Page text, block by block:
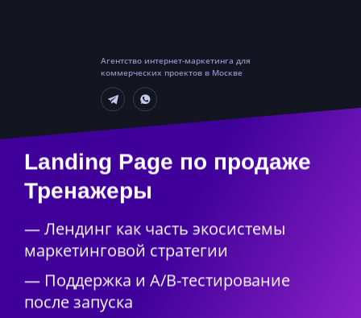
Агентство интернет-маркетинга для
коммерческих проектов в Москве
Landing Page по продаже
Тренажеры
— Лендинг как часть экосистемы
маркетинговой стратегии
— Поддержка и A/B-тестирование
после запуска